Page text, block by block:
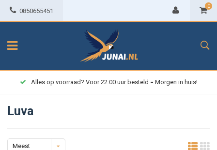
0850655451
0
Alles op voorraad? Voor 22:00 uur besteld = Morgen in huis!
Luva
Meest